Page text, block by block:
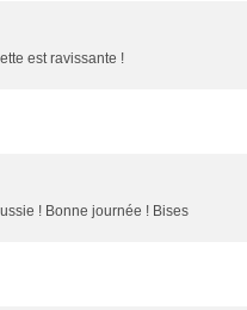
est ravissante !
! Bonne journée ! Bises